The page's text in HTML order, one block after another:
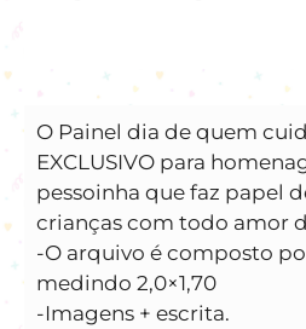
O Painel dia de quem
EXCLUSIVO para
pessoinha que faz papel
crianças com todo amor
-O arquivo é composto
medindo 2,0×1,70
-Imagens + escrita.